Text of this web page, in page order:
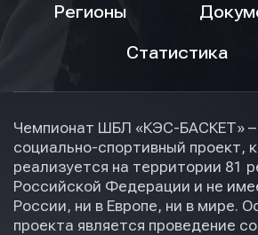
Регионы
Статистика
Чемпионат ШБЛ «КЭС-БАСКЕТ» –
социально-спортивный проект,
реализуется на территории 81
Российской Федерации и не
России, ни в Европе, ни в мире.
проекта является проведение